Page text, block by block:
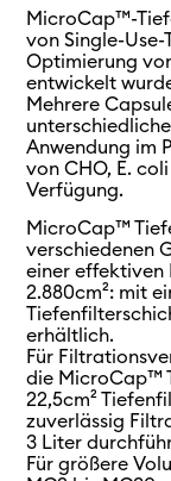
MicroCap™-
von Single-
Optimierung
entwickelt
Mehrere
Anwendung im
von CHO, E.
Verfügung.
MicroCap™
verschiedenen
einer
2.880cm²: mit
erhältlich.
Für
die MicroCap™
22,5cm²
zuverlässig
3 Liter
Für größere